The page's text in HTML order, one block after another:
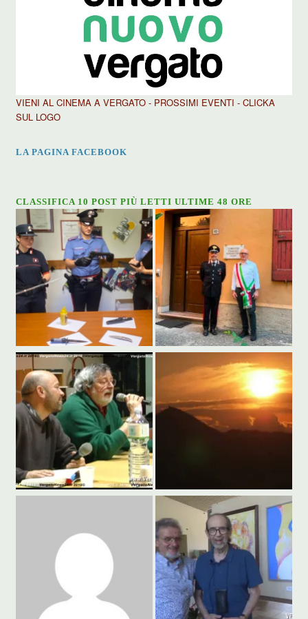
VIENI AL CINEMA A VERGATO - PROSSIMI EVENTI - CLICKA
SUL LOGO
LA PAGINA FACEBOOK
CLASSIFICA 10 POST PIÙ LETTI ULTIME 48 ORE